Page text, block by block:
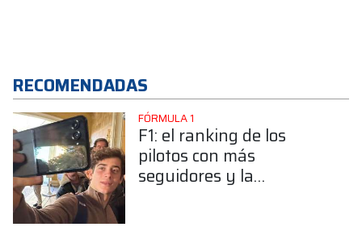
RECOMENDADAS
FÓRMULA 1
F1: el ranking de los
pilotos con más
seguidores y la